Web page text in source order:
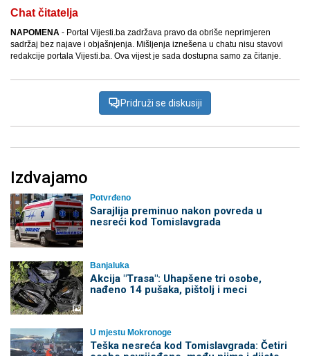
Chat čitatelja
NAPOMENA - Portal Vijesti.ba zadržava pravo da obriše neprimjeren
sadržaj bez najave i objašnjenja. Mišljenja iznešena u chatu nisu stavovi
redakcije portala Vijesti.ba. Ova vijest je sada dostupna samo za čitanje.
Pridruži se diskusiji
Izdvajamo
Potvrđeno
Sarajlija preminuo nakon povreda u
nesreći kod Tomislavgrada
Banjaluka
Akcija "Trasa": Uhapšene tri osobe,
nađeno 14 pušaka, pištolj i meci
U mjestu Mokronoge
Teška nesreća kod Tomislavgrada: Četiri